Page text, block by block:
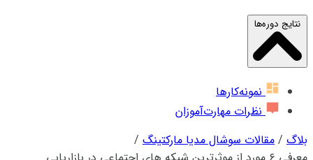
نتایج دوره‌ها
نمونه‌کارها
نظرات مهارت‌آموزان
بلاگ / مقالات سوشال مدیا مارکتینگ /